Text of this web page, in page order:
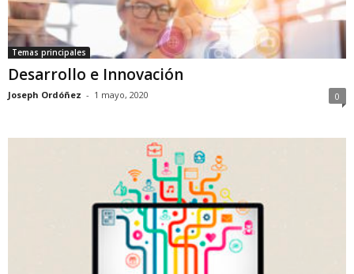
Temas principales
Desarrollo e Innovación
Joseph Ordóñez - 1 mayo, 2020 0